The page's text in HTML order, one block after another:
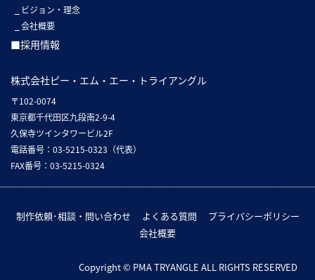
ビジョン・理念
会社概要
■採用情報
株式会社ピー・エム・エー・トライアングル
〒102-0074
東京都千代田区九段南2-9-4
久保寺ツインタワービル2F
電話番号：03-5215-0323（代表）
FAX番号：03-5215-0324
制作依頼･相談・問い合わせ よくある質問
プライバシーポリシー
会社概要
Copyright © PMA TRYANGLE ALL RIGHTS RESERVED